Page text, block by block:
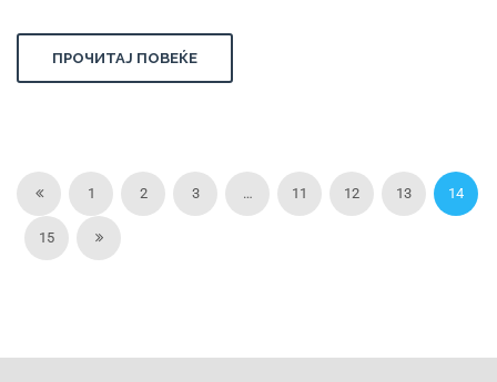
ПРОЧИТАЈ ПОВЕЌЕ
1 2 3 … 11 12 13 14
15